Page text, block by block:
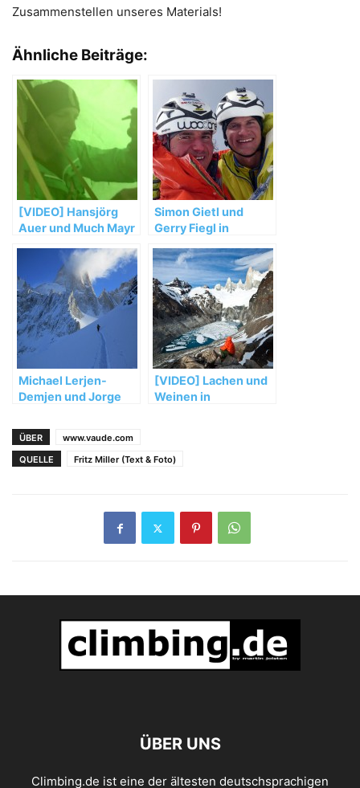
Zusammenstellen unseres Materials!
Ähnliche Beiträge:
[VIDEO] Hansjörg
Auer und Much Mayr
Simon Gietl und
Gerry Fiegl in
Stop zum Erfolg am
Fitz Roy
Michael Lerjen-
Demjen und Jorge
Winterbesteigung in
Patagonien 2012
[VIDEO] Lachen und
Weinen in
ÜBER
www.vaude.com
QUELLE
Fritz Miller (Text & Foto)
ÜBER UNS
Climbing.de ist eine der ältesten deutschsprachigen